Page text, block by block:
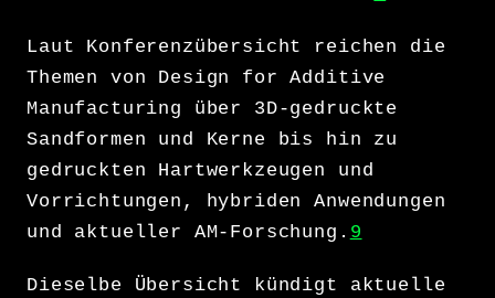
Laut Konferenzübersicht reichen die
Themen von Design for Additive
Manufacturing über 3D-gedruckte
Sandformen und Kerne bis hin zu
gedruckten Hartwerkzeugen und
Vorrichtungen, hybriden Anwendungen
und aktueller AM-Forschung. 9
Dieselbe Übersicht kündigt aktuelle